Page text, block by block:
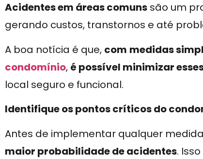
Acidentes em áreas comuns são um
gerando custos, transtornos e até
A boa notícia é que, com medidas
condomínio, é possível minimizar
local seguro e funcional.
Identifique os pontos críticos do
Antes de implementar qualquer
maior probabilidade de acidentes.